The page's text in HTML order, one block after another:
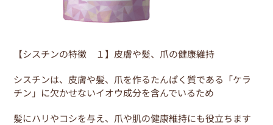
【シスチンの特徴 １】皮膚や髪、爪の健康維持
シスチンは、皮膚や髪、爪を作るたんぱく質である「ケラ
チン」に欠かせないイオウ成分を含んでいるため
髪にハリやコシを与え、爪や肌の健康維持にも役立ちます